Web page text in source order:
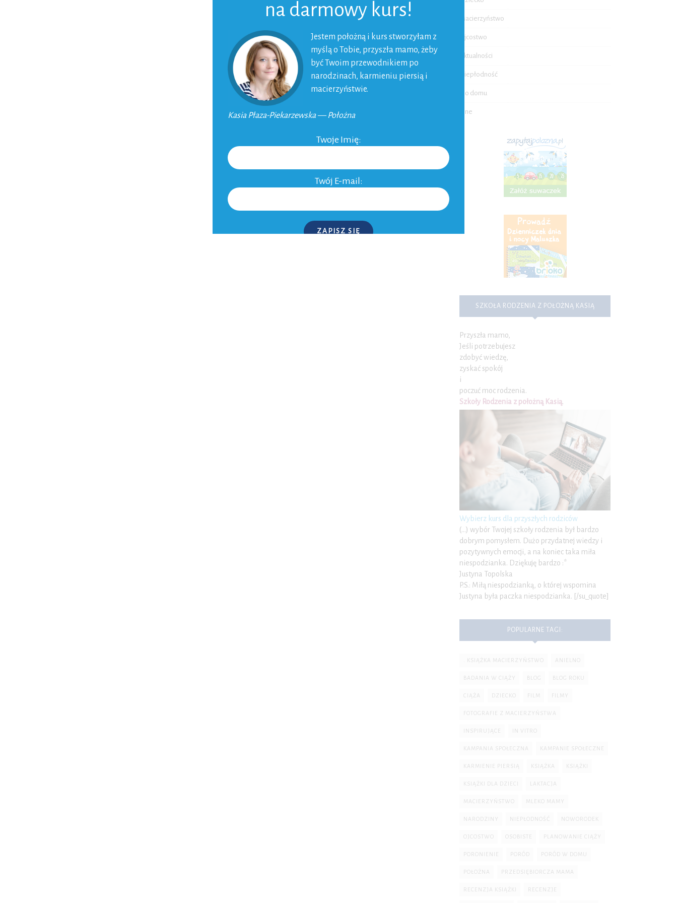
Macierzyństwo
Ojcostwo
Aktualności
Niepłodność
Do domu
Inne
SZKOŁA RODZENIA Z POŁOŻNĄ KASIĄ
Przyszła mamo,
Jeśli potrzebujesz
zdobyć wiedzę,
zyskać spokój
i
poczuć moc rodzenia.
Szkoły Rodzenia z położną Kasią.
Wybierz kurs dla przyszłych rodziców
(…) wybór Twojej szkoły rodzenia był bardzo
dobrym pomysłem. Dużo przydatnej wiedzy i
pozytywnych emocji, a na koniec taka miła
niespodzianka. Dziękuję bardzo :*
Justyna Topolska
P.S.: Miłą niespodzianką, o której wspomina
Justyna była paczka niespodzianka. [/su_quote]
POPULARNE TAGI:
. KSIĄŻKA MACIERZYŃSTWO ANIELNO
BADANIA W CIĄŻY BLOG BLOG ROKU
CIĄŻA DZIECKO FILM FILMY
FOTOGRAFIE Z MACIERZYŃSTWA
INSPIRUJĄCE IN VITRO
KAMPANIA SPOŁECZNA KAMPANIE SPOŁECZNE
KARMIENIE PIERSIĄ KSIĄŻKA KSIĄŻKI
KSIĄŻKI DLA DZIECI LAKTACJA
MACIERZYŃSTWO MLEKO MAMY
NARODZINY NIEPŁODNOŚĆ NOWORODEK
OJCOSTWO OSOBISTE PLANOWANIE CIĄŻY
PORONIENIE PORÓD PORÓD W DOMU
POŁOŻNA PRZEDSIĘBIORCZA MAMA
RECENZJA KSIĄŻKI RECENZJE
na darmowy kurs!
Jestem położną i kurs stworzyłam z
myślą o Tobie, przyszła mamo, żeby
być Twoim przewodnikiem po
narodzinach, karmieniu piersią i
macierzyństwie.
Kasia Płaza-Piekarzewska — Położna
Twoje Imię:
Twój E-mail:
ZAPISZ SIĘ